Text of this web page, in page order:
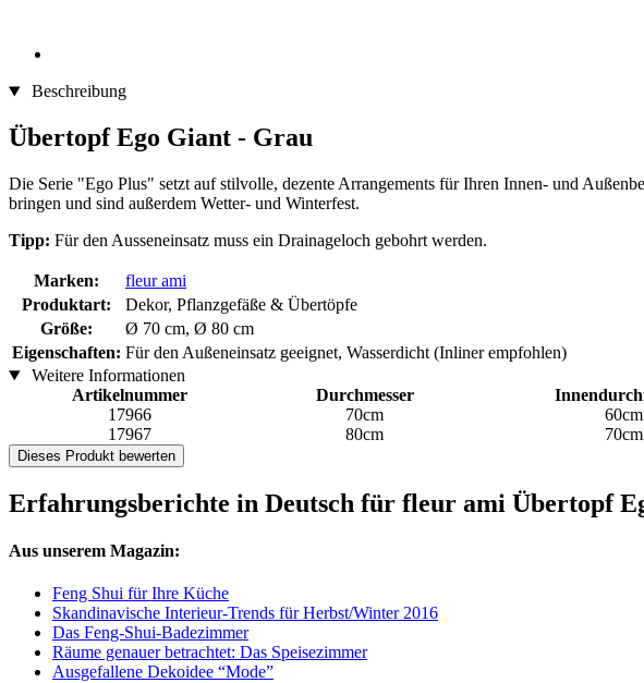
Beschreibung
Übertopf Ego Giant - Grau
Die Serie "Ego Plus" setzt auf stilvolle, dezente Arrangements für Ihren Innen- und
bringen und sind außerdem Wetter- und Winterfest.
Tipp: Für den Ausseneinsatz muss ein Drainageloch gebohrt werden.
Marken:
fleur ami
Produktart:
Dekor, Pflanzgefäße & Übertöpfe
Größe:
Ø 70 cm, Ø 80 cm
Eigenschaften: Für den Außeneinsatz geeignet, Wasserdicht (Inliner empfohlen)
Weitere Informationen
Artikelnummer
Durchmesser
17966
70cm 60cm
17967
80cm 70cm
Dieses Produkt bewerten
Erfahrungsberichte in Deutsch für fleur ami Übertopf
Aus unserem Magazin:
Feng Shui für Ihre Küche
Skandinavische Interieur-Trends für Herbst/Winter 2016
Das Feng-Shui-Badezimmer
Räume genauer betrachtet: Das Speisezimmer
Ausgefallene Dekoidee “Mode”